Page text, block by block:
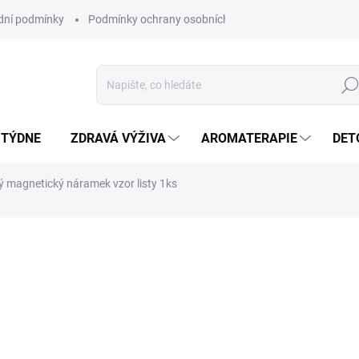
podmínky Podmínky ochrany osobních údajů
ZDRAVÁ VÝŽIVA AROMATERAPIE
magnetický náramek vzor listy 1ks